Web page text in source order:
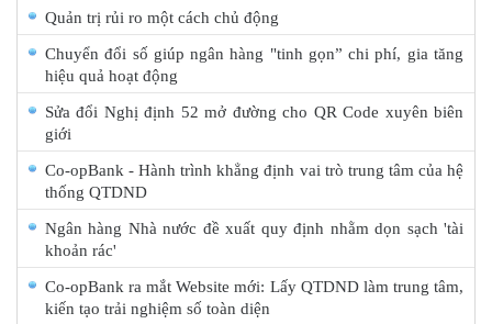
Quản trị rủi ro một cách chủ động
Chuyển đổi số giúp ngân hàng "tinh gọn” chi phí, gia tăng
hiệu quả hoạt động
Sửa đổi Nghị định 52 mở đường cho QR Code xuyên biên
giới
Co-opBank - Hành trình khẳng định vai trò trung tâm của hệ
thống QTDND
Ngân hàng Nhà nước đề xuất quy định nhằm dọn sạch 'tài
khoản rác'
Co-opBank ra mắt Website mới: Lấy QTDND làm trung tâm,
kiến tạo trải nghiệm số toàn diện